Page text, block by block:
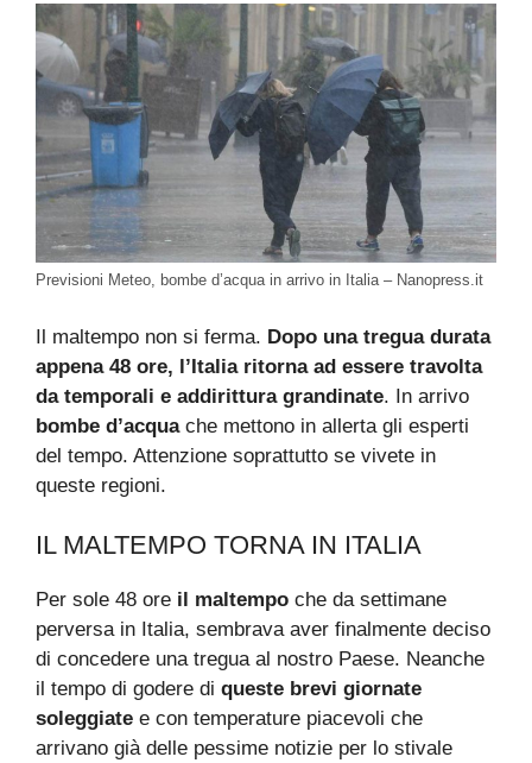
Previsioni Meteo, bombe d’acqua in arrivo in Italia – Nanopress.it
Il maltempo non si ferma. Dopo una tregua durata
appena 48 ore, l’Italia ritorna ad essere travolta
da temporali e addirittura grandinate. In arrivo
bombe d’acquache mettono in allerta gli esperti
del tempo. Attenzione soprattutto se vivete in
queste regioni.
IL MALTEMPO TORNA IN ITALIA
Per sole 48 ore il maltempo che da settimane
perversa in Italia, sembrava aver finalmente deciso
di concedere una tregua al nostro Paese. Neanche
il tempo di godere di queste brevi giornate
soleggiate e con temperature piacevoli che
arrivano già delle pessime notizie per lo stivale